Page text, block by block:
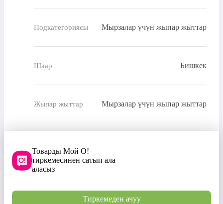
Подкатегориясы Мырзалар үчүн жыпар жыттар
Шаар Бишкек
Жыпар жыттар Мырзалар үчүн жыпар жыттар
Товарды Мой О!
тиркемесинен сатып ала
аласыз
Тиркемеден ачуу